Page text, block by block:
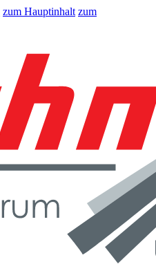
zum Hauptinhalt zum